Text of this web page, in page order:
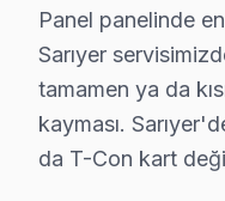
Hitachi
Hitachi TV
Hitachi televizyon
Hitachi panel'lerde
Panel panelinde en
Sarıyer
tamamen ya da
kayması.
da T-Con kart